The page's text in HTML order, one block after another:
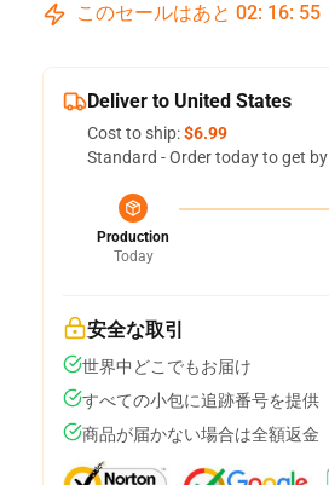
このセールはあと 02: 16: 54
Deliver to United States
Cost to ship:$6.99
Standard - Order today to get by
Production
Today
安全な取引
世界中どこでもお届け
すべての小包に追跡番号を提供
商品が届かない場合は全額返金